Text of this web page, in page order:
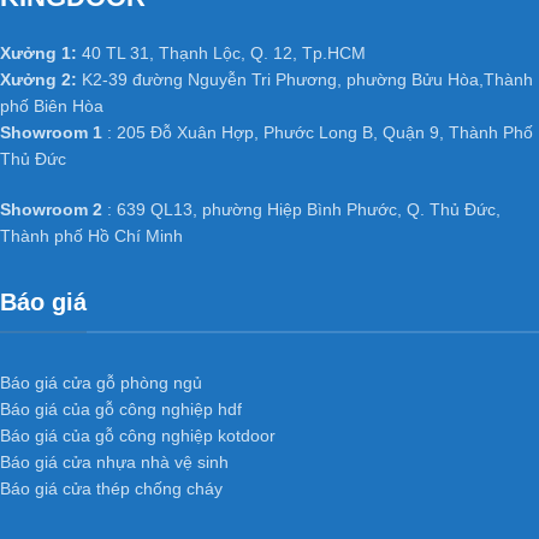
giác như gỗ thật.
Lớp da/ sơn giả gỗ dễ lau chùi.
Cách âm cách nhiệt tốt, độ bền cao.
Nhẹ nhàng, đóng mở êm
Ứng dụng cửanhựa gỗ
Sungyutrong công trình
Do bản chất vật liệu bằng nhựa không bị thấm nước hư nên có
thể làm tấc cả các loại cửa nhà vệ sinh thông phòng, cửa văn
Xưởng 1: 40 TL 31, Thạnh Lộc, Q. 12, Tp.HCM
Xưởng 2: K2-39 đường Nguyễn Tri Phương, phường Bửu Hòa,Thành
phố Biên Hòa
Showroom 1 : 205 Đỗ Xuân Hợp, Phước Long B, Quận 9, Thành Phố
Thủ Đức
Showroom 2 : 639 QL13, phường Hiệp Bình Phước, Q. Thủ Đức,
Thành phố Hồ Chí Minh
Báo giá
Báo giá cửa gỗ phòng ngủ
Báo giá của gỗ công nghiệp hdf
Báo giá của gỗ công nghiệp kotdoor
Báo giá cửa nhựa nhà vệ sinh
Báo giá cửa thép chống cháy